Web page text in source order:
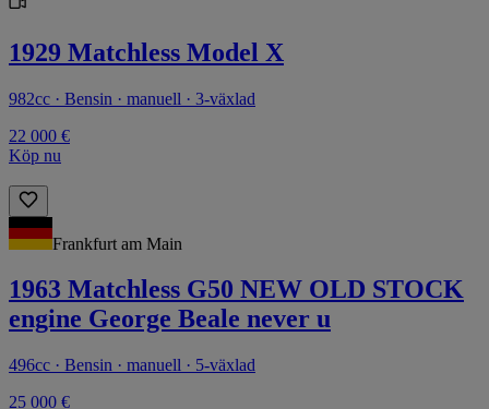
1929 Matchless Model X
982cc · Bensin · manuell · 3-växlad
22 000 €
Köp nu
Frankfurt am Main
1963 Matchless G50 NEW OLD STOCK
engine George Beale never u
496cc · Bensin · manuell · 5-växlad
25 000 €